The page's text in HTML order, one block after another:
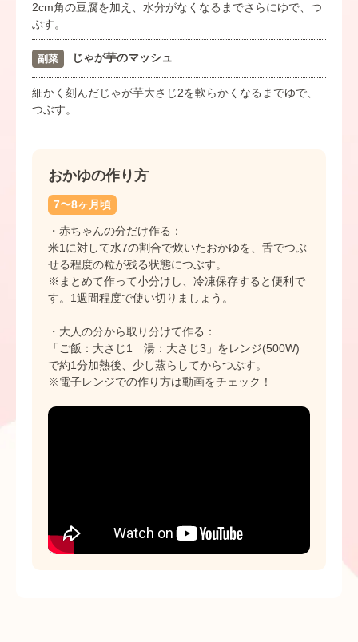
2cm角の豆腐を加え、水分がなくなるまでさらにゆで、つ
ぶす。
副菜 じゃが芋のマッシュ
細かく刻んだじゃが芋大さじ2を軟らかくなるまでゆで、
つぶす。
おかゆの作り方
7〜8ヶ月頃
・赤ちゃんの分だけ作る：
米1に対して水7の割合で炊いたおかゆを、舌でつぶ
せる程度の粒が残る状態につぶす。
※まとめて作って小分けし、冷凍保存すると便利で
す。1週間程度で使い切りましょう。
・大人の分から取り分けて作る：
「ご飯：大さじ1 湯：大さじ3」をレンジ(500W)
で約1分加熱後、少し蒸らしてからつぶす。
※電子レンジでの作り方は動画をチェック！